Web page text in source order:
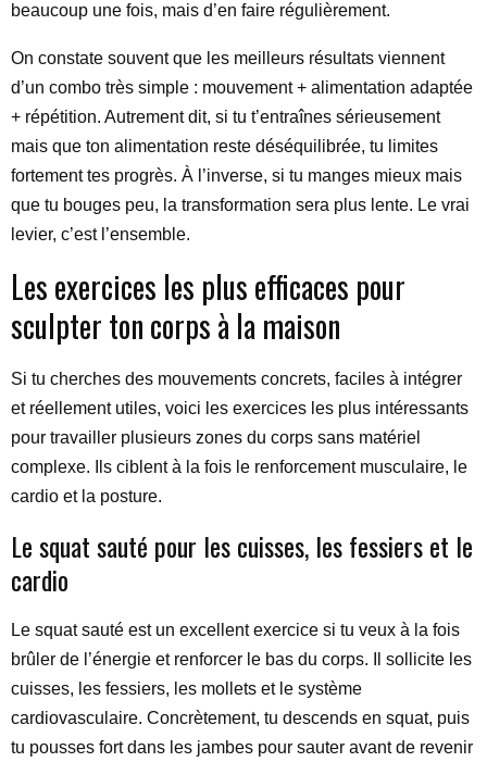
beaucoup une fois, mais d’en faire régulièrement.
On constate souvent que les meilleurs résultats viennent
d’un combo très simple : mouvement + alimentation adaptée
+ répétition. Autrement dit, si tu t’entraînes sérieusement
mais que ton alimentation reste déséquilibrée, tu limites
fortement tes progrès. À l’inverse, si tu manges mieux mais
que tu bouges peu, la transformation sera plus lente. Le vrai
levier, c’est l’ensemble.
Les exercices les plus efficaces pour
sculpter ton corps à la maison
Si tu cherches des mouvements concrets, faciles à intégrer
et réellement utiles, voici les exercices les plus intéressants
pour travailler plusieurs zones du corps sans matériel
complexe. Ils ciblent à la fois le renforcement musculaire, le
cardio et la posture.
Le squat sauté pour les cuisses, les fessiers et le
cardio
Le squat sauté est un excellent exercice si tu veux à la fois
brûler de l’énergie et renforcer le bas du corps. Il sollicite les
cuisses, les fessiers, les mollets et le système
cardiovasculaire. Concrètement, tu descends en squat, puis
tu pousses fort dans les jambes pour sauter avant de revenir